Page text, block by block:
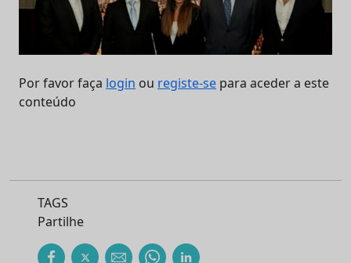
Por favor faça login ou registe-se para aceder a este
conteúdo
TAGS
Partilhe